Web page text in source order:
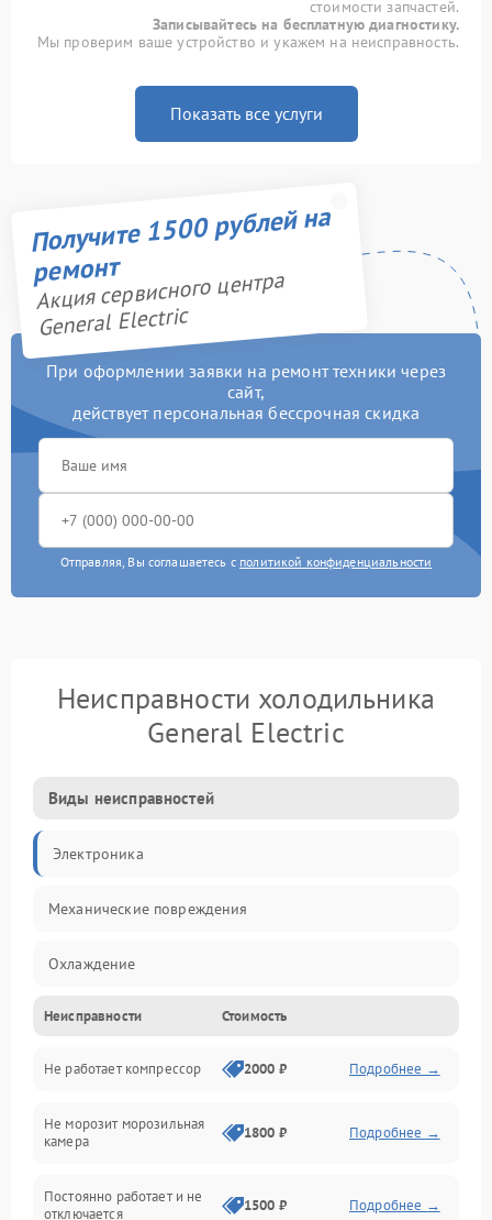
стоимости запчастей.
Записывайтесь на бесплатную диагностику.
Мы проверим ваше устройство и укажем на неисправность.
Показать все услуги
Получите 1500 рублей на
ремонт
Акция сервисного центра
General Electric
При оформлении заявки на ремонт техники через
сайт,
действует персональная бессрочная скидка
Отправляя, Вы соглашаетесь с политикой конфиденциальности
Неисправности холодильника
General Electric
Виды неисправностей
Электроника
Механические повреждения
Охлаждение
Механика
Электропитание
Дренаж
Неисправности Стоимость
Не работает компрессор 2000 ₽ Подробнее →
Не морозит морозильная
камера
1800 ₽ Подробнее →
Постоянно работает и не
отключается
1500 ₽ Подробнее →